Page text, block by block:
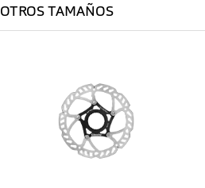
OTROS TAMAÑOS